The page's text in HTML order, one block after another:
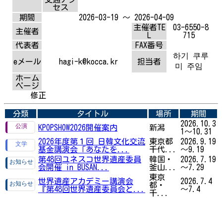
セス
期間
2026-03-19 ～ 2026-04-09
主催者
主催者TE
03-6550-8
715
代表者
FAX番号
eメール hagi-k@kocca.kr 担当者
하기 쿠루
미 주임
ホーム
ページ
修正
分類 タイトル 場所
期間
KPOPSHOW2026開催案内
新潟
2026.10.3
1～10.31
2026年度第１回 日韓文化交流
基金講演会「あなたを...
東京都
千代...
2026.9.19
～9.19
第48回ユネスコ世界遺産委員
会開催 in BUSAN...
韓国・
釜山...
2026.7.19
～7.29
世界遺産アカデミー講演会
『第48回世界遺産委員会と...
東京
都・
千...
2026.7.4
～7.4